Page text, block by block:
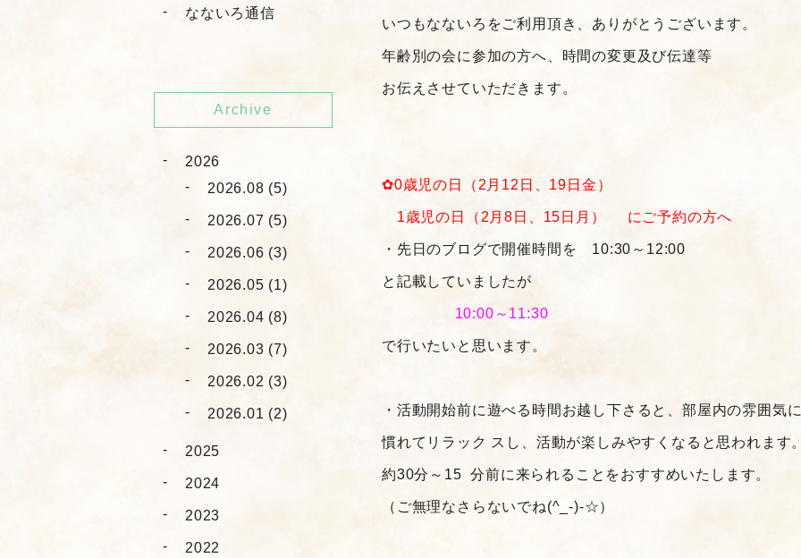
いつもなないろをご利用頂き、ありがとうございます。
年齢別の会に参加の方へ、 時間の変更及び伝達等
お伝えさせていただきます。
✿0歳児の日（2月12日、19日金）
1歳児の日（2月8日、15日月） にご予約の方へ
・先日のブログで開催時間を 10:30～12:00
と記載していましたが
10:00～11:30
で行いたいと思います。
・活動開始前に遊べる時間お越し下さると、部屋内の雰囲気
慣れてリラック スし、活動が楽しみやすくなると思われます
約30分～15 分前に来られることをおすすめいたします。
（ご無理なさらないでね(^_-)-☆）
なないろ通信
Archive
2026
2026.08 (5)
2026.07 (5)
2026.06 (3)
2026.05 (1)
2026.04 (8)
2026.03 (7)
2026.02 (3)
2026.01 (2)
2025
2024
2023
2022